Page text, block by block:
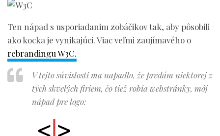
Ten nápad s usporiadanim zobáčikov tak, aby pôsobili
ako kocka je vynikajúci. Viac veľmi zaujímavého o
rebrandingu W3C.
V tejto súvislosti ma napadlo, že predám niektorej z
tých skvelých firiem, čo tiež robia webstránky, môj
nápad pre logo: